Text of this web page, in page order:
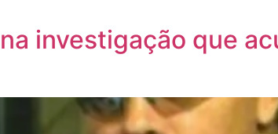
investigação que